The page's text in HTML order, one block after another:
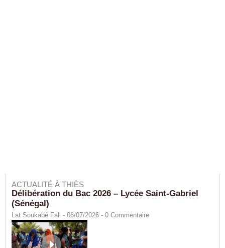
ACTUALITÉ À THIÈS
Délibération du Bac 2026 – Lycée Saint-Gabriel
(Sénégal)
Lat Soukabé Fall - 06/07/2026 - 0 Commentaire